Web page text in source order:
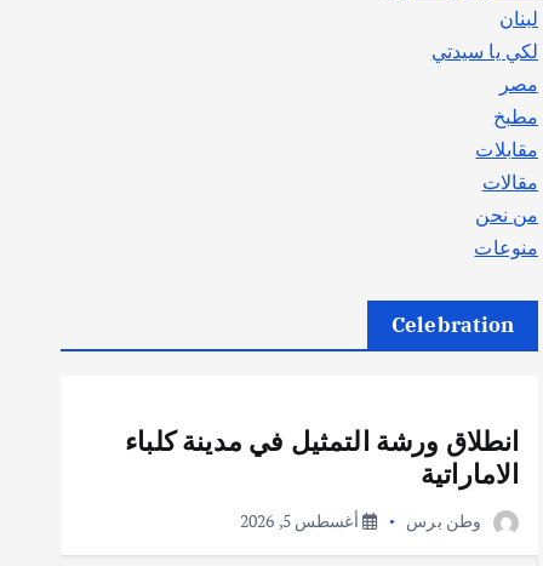
لبنان
لكي يا سيدتي
مصر
مطبخ
مقابلات
مقالات
من نحن
منوعات
Celebration
انطلاق ورشة التمثيل في مدينة كلباء
الاماراتية
وطن برس أغسطس 5, 2026